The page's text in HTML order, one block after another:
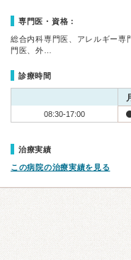
専門医・資格：
総合内科専門医、アレルギー専
門医、外…
診療時間
08:30-17:00
治療実績
この病院の治療実績を見る